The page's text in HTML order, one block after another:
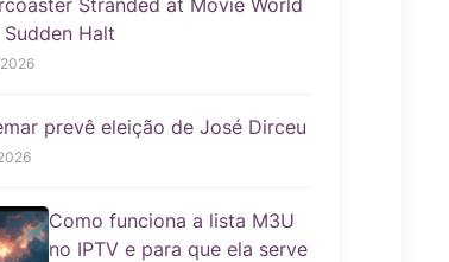
Halt
prevê eleição de José Dirceu
Como funciona a lista M3U
no IPTV e para que ela serve